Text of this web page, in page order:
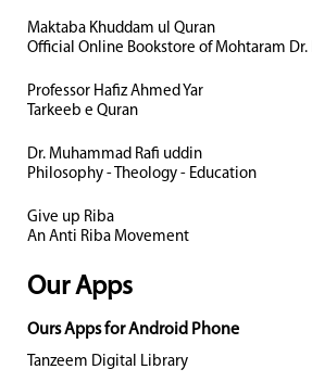
Maktaba Khuddam ul Quran
Official Online Bookstore of Mohtaram Dr.
Professor Hafiz Ahmed Yar
Tarkeeb e Quran
Dr. Muhammad Rafi uddin
Philosophy - Theology - Education
Give up Riba
An Anti Riba Movement
Our Apps
Ours Apps for Android Phone
Tanzeem Digital Library